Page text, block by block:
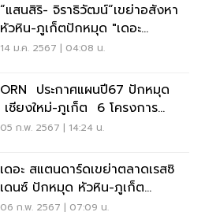
“แสนสิริ- จิราธิวัฒน์“เขย่าอสังหา
หัวหิน-ภูเก็ตปักหมุด "เดอะ
สแตนดาร์ด"
14 ม.ค. 2567 | 04:08 น.
ORN ประกาศแผนปี67 ปักหมุด
เชียงใหม่-ภูเก็ต 6 โครงการ
4,302 ล้าน
05 ก.พ. 2567 | 14:24 น.
เดอะ สแตนดาร์ดเขย่าตลาดเรสซิ
เดนซ์ ปักหมุด หัวหิน-ภูเก็ต
2โครงการ8,500ล้าน
06 ก.พ. 2567 | 07:09 น.